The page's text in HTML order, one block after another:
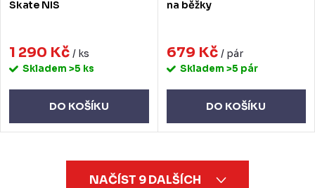
Skate NIS
1 290 Kč / ks
Skladem >5 ks
DO KOŠÍKU
na běžky
679 Kč / pár
Skladem >5 pár
DO KOŠÍKU
NAČÍST 9 DALŠÍCH